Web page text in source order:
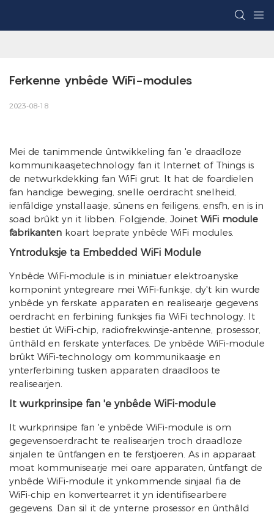
Ferkenne ynbêde WiFi-modules
2023-08-18
Mei de tanimmende ûntwikkeling fan 'e draadloze
kommunikaasjetechnology fan it Internet of Things is
de netwurkdekking fan WiFi grut. It hat de foardielen
fan handige beweging, snelle oerdracht snelheid,
ienfâldige ynstallaasje, sûnens en feiligens, ensfh, en is in
soad brûkt yn it libben. Folgjende, Joinet WiFi module
fabrikanten koart beprate ynbêde WiFi modules.
Yntroduksje ta Embedded WiFi Module
Ynbêde WiFi-module is in miniatuer elektroanyske
komponint yntegreare mei WiFi-funksje, dy't kin wurde
ynbêde yn ferskate apparaten en realisearje gegevens
oerdracht en ferbining funksjes fia WiFi technology. It
bestiet út WiFi-chip, radiofrekwinsje-antenne, prosessor,
ûnthâld en ferskate ynterfaces. De ynbêde WiFi-module
brûkt WiFi-technology om kommunikaasje en
ynterferbining tusken apparaten draadloos te
realisearjen.
It wurkprinsipe fan 'e ynbêde WiFi-module
It wurkprinsipe fan 'e ynbêde WiFi-module is om
gegevensoerdracht te realisearjen troch draadloze
sinjalen te ûntfangen en te ferstjoeren. As in apparaat
moat kommunisearje mei oare apparaten, ûntfangt de
ynbêde WiFi-module it ynkommende sinjaal fia de
WiFi-chip en konvertearret it yn identifisearbere
gegevens. Dan sil it de ynterne prosessor en ûnthâld